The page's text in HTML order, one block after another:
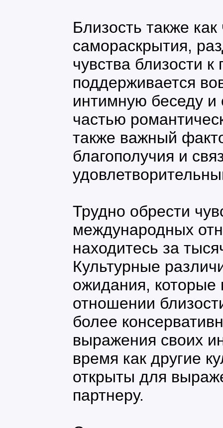
Близость также как
самораскрытия,
чувства близости к
поддерживается
интимную беседу и
частью
также важный
благополучия и
Трудно обрести
международных
находитесь за
Культурные
ожидания, которые
отношении
более
выражения своих
время как другие
открыты для
партнеру.